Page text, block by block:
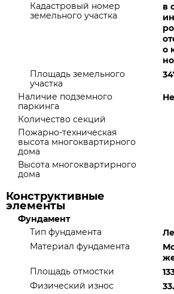
Кадастровый номер
земельного участка
в
о
Площадь земельного
участка
Наличие подземного
паркинга
Количество секций
Пожарно-техническая
высота многоквартирного
дома
Высота многоквартирного
дома
Конструктивные
элементы
Фундамент
Тип фундамента
Материал фундамента
Площадь отмостки
Физический износ